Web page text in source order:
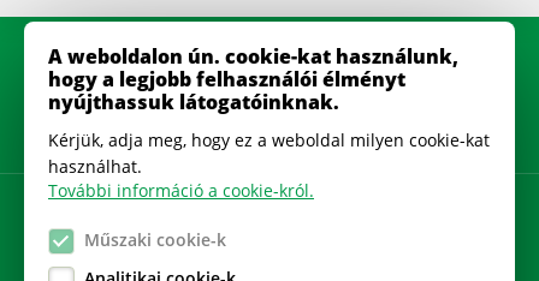
Gyakran Ismételt Kérdések
A weboldalon ún. cookie-kat használunk,
hogy a legjobb felhasználói élményt
nyújthassuk látogatóinknak.
Kérjük, adja meg, hogy ez a weboldal milyen cookie-kat
használhat.
További információ a cookie-król.
Műszaki cookie-k